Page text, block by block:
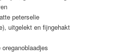
peterselie
uitgelekt en fijngehakt